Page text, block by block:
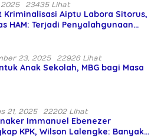
2025 23435 Lihat
Kriminalisasi Aiptu Labora Sitorus,
HAM: Terjadi Penyalahgunaan
23, 2025 22926 Lihat
Anak Sekolah, MBG bagi Masa
21, 2025 22202 Lihat
Immanuel Ebenezer
KPK, Wilson Lalengke: Banyak